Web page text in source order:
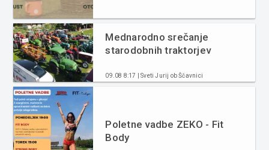
Mednarodno srečanje
starodobnih traktorjev
09.08 8:17 | Sveti Jurij ob Ščavnici
Poletne vadbe ZEKO - Fit
Body